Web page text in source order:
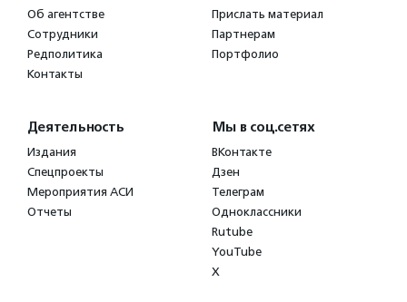
Об агентстве
Сотрудники
Редполитика
Контакты
Прислать материал
Партнерам
Портфолио
Деятельность
Издания
Спецпроекты
Мероприятия АСИ
Отчеты
Мы в соц.сетях
ВКонтакте
Дзен
Телеграм
Одноклассники
Rutube
YouTube
X